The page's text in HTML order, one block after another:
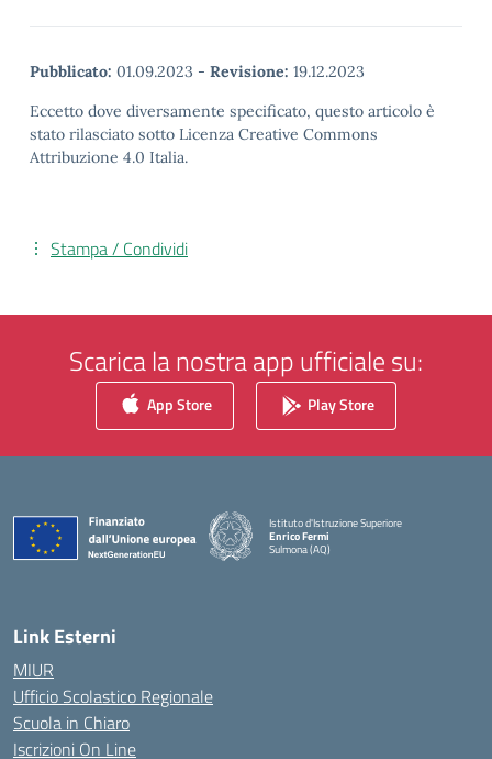
Pubblicato: 01.09.2023 - Revisione: 19.12.2023
Eccetto dove diversamente specificato, questo articolo è
stato rilasciato sotto Licenza Creative Commons
Attribuzione 4.0 Italia.
Stampa / Condividi
Scarica la nostra app ufficiale su:
App Store Play Store
Istituto d'Istruzione Superiore
Enrico Fermi
Sulmona (AQ)
— Visita la pagina iniziale della scuola
Link Esterni
MIUR
Ufficio Scolastico Regionale
Scuola in Chiaro
Iscrizioni On Line